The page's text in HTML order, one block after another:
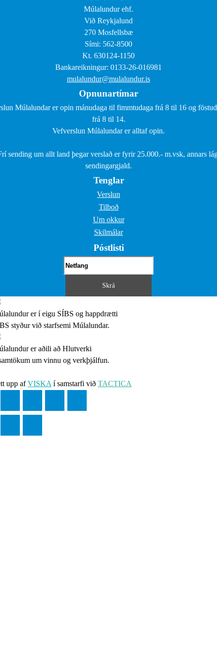
Múlalundur ehf.
Við Reykjalund
270 Mosfellsbæ
Sími: 562-8500
Kt. 630124-1150
Bankareikningur: 0133-26-016981
mulalundur@mulalundur.is
Opnunartímar
Múlalundar er opin mánudaga til fimmtudaga frá 8 til 16 og
frá 8 til 14.
Vefverslun Múlalundar er alltaf opin.
sending um allt land þegar verslað er fyrir 25.000.- m.vsk, annars
sendingargjald.
Tenglar
Verslun
Tilboð
Um okkur
Skilmálar
Póstlisti
er í eigu SÍBS og happdrætti
styður við starfsemi Múlalundar.
er aðili að Hlutverki
um vinnu og verkþjálfun.
upp afVISKA í samstarfi við TACTICA